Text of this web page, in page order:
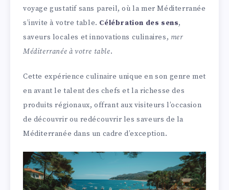
voyage gustatif sans pareil, où la mer Méditerranée
s’invite à votre table. Célébration des sens,
saveurs locales et innovations culinaires, mer
Méditerranée à votre table.
Cette expérience culinaire unique en son genre met
en avant le talent des chefs et la richesse des
produits régionaux, offrant aux visiteurs l’occasion
de découvrir ou redécouvrir les saveurs de la
Méditerranée dans un cadre d’exception.